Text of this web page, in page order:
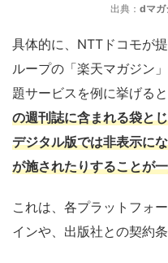
出典： dマガ
具体的に、NTTドコモが
ループの「楽天マガジン
題サービスを例に挙げると
の週刊誌に含まれる袋と
デジタル版では非表示に
が施されたりすることが
これは、各プラットフォ
インや、出版社との契約